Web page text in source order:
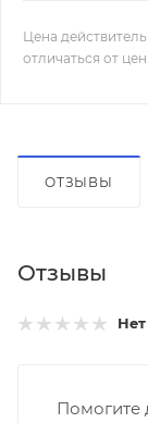
Цена
отличаться от
ОТЗЫВЫ
Отзывы
Помогите